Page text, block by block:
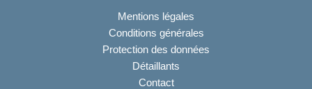
Mentions légales
Conditions générales
Protection des données
Détaillants
Contact